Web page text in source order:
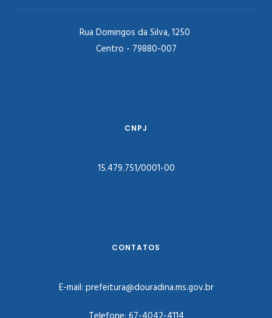
Rua Domingos da Silva, 1250
Centro - 79880-007
CNPJ
15.479.751/0001-00
CONTATOS
E-mail: prefeitura@douradina.ms.gov.br